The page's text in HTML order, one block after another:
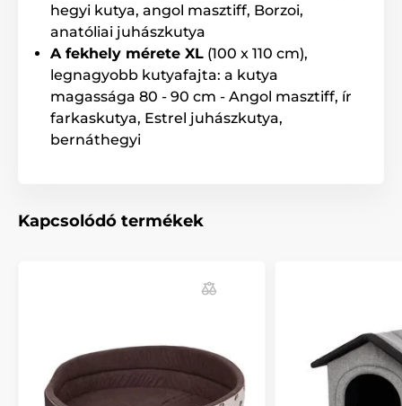
Közepes testű kutyáknak
Nagytestű kutyáknak
Autós kutyafekhely
hegyi kutya, angol masztiff, Borzoi,
anatóliai juhászkutya
A fekhely mérete XL (100 x 110 cm),
legnagyobb kutyafajta: a kutya
magassága 80 - 90 cm - Angol masztiff, ír
farkaskutya, Estrel juhászkutya,
bernáthegyi
Kapcsolódó termékek